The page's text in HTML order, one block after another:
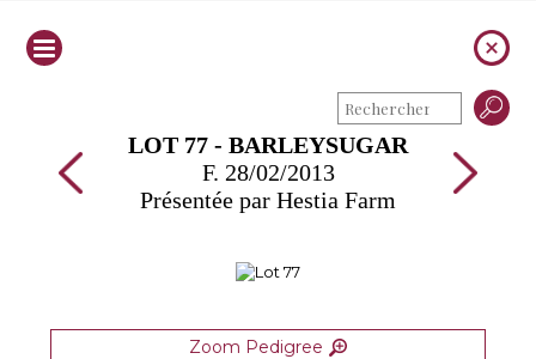
LOT 77 - BARLEYSUGAR
F. 28/02/2013
Présentée par Hestia Farm
Zoom Pedigree